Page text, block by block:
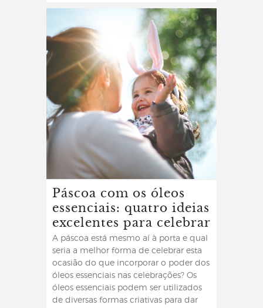
Páscoa com os óleos
essenciais: quatro ideias
excelentes para celebrar
A páscoa está mesmo aí à porta e qual
seria a melhor forma de celebrar esta
ocasião do que incorporar o poder dos
óleos essenciais nas celebrações? Os
óleos essenciais podem ser utilizados
de diversas formas criativas para dar